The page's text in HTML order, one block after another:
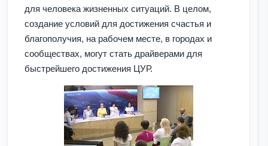
для человека жизненных ситуаций. В целом,
создание условий для достижения счастья и
благополучия, на рабочем месте, в городах и
сообществах, могут стать драйверами для
быстрейшего достижения ЦУР.